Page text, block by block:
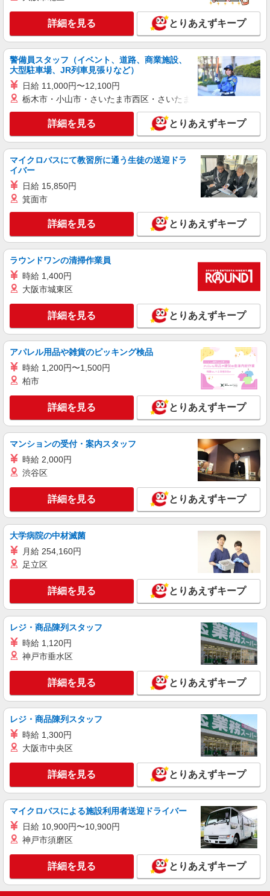
により変動） ・固定残業手当：20,000円（10時
間） ※固定残業時間を超過する場合には超過勤務
手当として別途支給 ・夜勤手当：10,000円/1回
（上記給与とは別に支給） 下記資格をお持ちの方
歓迎 ・認知症介護基礎研修 ・初任者研修 ・実務
者研修 ・介護福祉士 など
詳細を見る
派遣社員
株式会社kotrio /●TC-H-2010622
高収入を目指したい方必見！未経験でも日収
時給1600円〜2250円 ＜日払い有/週払い有/交
通費全支給(ガソリン代含む)＞
府中市 ★来社不要/面接なし
キープ 詳細を見る
職業紹介
株式会社kotrio /●YK-S-2114610
が働く看護助手＊
時給1550円〜2312円 ＜交通費全支給(ガソリ
ン代含む)＞
キープ 詳細を見る
株式会社トラストグロース 新宿本社 第2営業部
デイサービスでの看護師
時給：2100円〜2400円 ※資格や経験などによ
る
東京都府中市
キープ 詳細を見る
職業紹介
株式会社kotrio /●YK-S-2114577
分倍河原駅★時短勤務OK！病院のサポート
時給1550円〜2312円 ＜交通費全支給(ガソリ
ン代含む)＞
キープ 詳細を見る
派遣社員
丁寧な研修が好評◎未経験大歓迎⇒病院の看護
時給1600円〜2250円 ＜日払い有/週払い有/交
通費全支給(ガソリン代含む)＞
詳細を見る
職業紹介
株式会社kotrio /●YK-S-2097578
≪正社員≫府中本町駅＊看護助手としてキャリ
【正社員】月給240,000〜400,000円 ・基本
給：200,000円〜220,000円 ・資格手当：10,000〜
30,000円 ・役職手当：10,000〜70,000円 ・処遇改
善手当：20,000〜60,000円（勤続年数、保有資格
により変動） ・固定残業手当：20,000円（10時
間） ※固定残業時間を超過する場合には超過勤務
手当として別途支給 ・夜勤手当：10,000円/1回
（上記給与とは別に支給） 下記資格をお持ちの方
歓迎 ・認知症介護基礎研修 ・初任者研修 ・実務
東京都府中市
キープ 詳細を見る
詳細を見る とりあえずキープ
警備員スタッフ（イベント、道路、商業施設、
大型駐車場、JR列車見張りなど）
日給 11,000円〜12,100円
栃木市・小山市・さいたま市西区・さいたま市岩槻区・久喜市・
詳細を見る とりあえずキープ
マイクロバスにて教習所に通う生徒の送迎ドラ
イバー
日給 15,850円
箕面市
詳細を見る とりあえずキープ
ラウンドワンの清掃作業員
時給 1,400円
大阪市城東区
詳細を見る とりあえずキープ
アパレル用品や雑貨のピッキング検品
時給 1,200円〜1,500円
柏市
詳細を見る とりあえずキープ
マンションの受付・案内スタッフ
時給 2,000円
渋谷区
詳細を見る とりあえずキープ
大学病院の中材滅菌
月給 254,160円
足立区
詳細を見る とりあえずキープ
レジ・商品陳列スタッフ
時給 1,120円
神戸市垂水区
詳細を見る とりあえずキープ
レジ・商品陳列スタッフ
時給 1,300円
大阪市中央区
詳細を見る とりあえずキープ
マイクロバスによる施設利用者送迎ドライバー
日給 10,900円〜10,900円
神戸市須磨区
詳細を見る とりあえずキープ